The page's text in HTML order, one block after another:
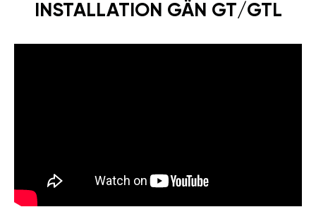
INSTALLATION GÄN GT/GTL